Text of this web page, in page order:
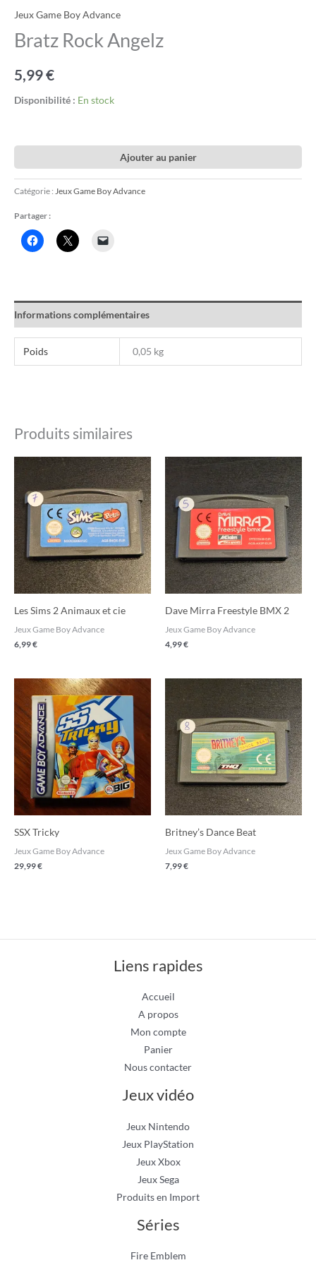
Jeux Game Boy Advance
Bratz Rock Angelz
5,99€
Disponibilité : En stock
Ajouter au panier
Catégorie : Jeux Game Boy Advance
Partager :
Informations complémentaires
Poids 0,05 kg
Produits similaires
Les Sims 2 Animaux et cie
Jeux Game Boy Advance
6,99€
Dave Mirra Freestyle BMX 2
Jeux Game Boy Advance
4,99€
SSX Tricky
Jeux Game Boy Advance
29,99€
Britney’s Dance Beat
Jeux Game Boy Advance
7,99€
Liens rapides
Accueil
A propos
Mon compte
Panier
Nous contacter
Jeux vidéo
Jeux Nintendo
Jeux PlayStation
Jeux Xbox
Jeux Sega
Produits en Import
Séries
Fire Emblem